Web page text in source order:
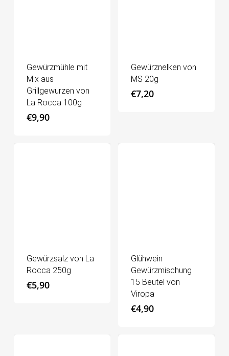
Gewürzmühle mit
Mix aus
Grillgewürzen von
La Rocca 100g
€9,90
Gewürznelken von
MS 20g
€7,20
Gewürzsalz von La
Rocca 250g
€5,90
Glühwein
Gewürzmischung
15 Beutel von
Viropa
€4,90